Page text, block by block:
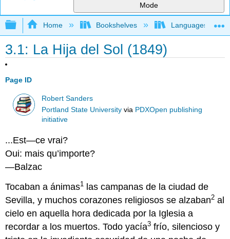
Mode
Expand/collapse global hierarchy
Home Bookshelves Languages
3.1: La Hija del Sol (1849)
Page ID
Robert Sanders
Portland State University via PDXOpen publishing
initiative
...Est—ce vrai?
Oui: mais qu’importe?
—Balzac
Tocaban a ánimas1 las campanas de la ciudad de
Sevilla, y muchos corazones religiosos se alzaban2 al
cielo en aquella hora dedicada por la Iglesia a
recordar a los muertos. Todo yacía3 frío, silencioso y